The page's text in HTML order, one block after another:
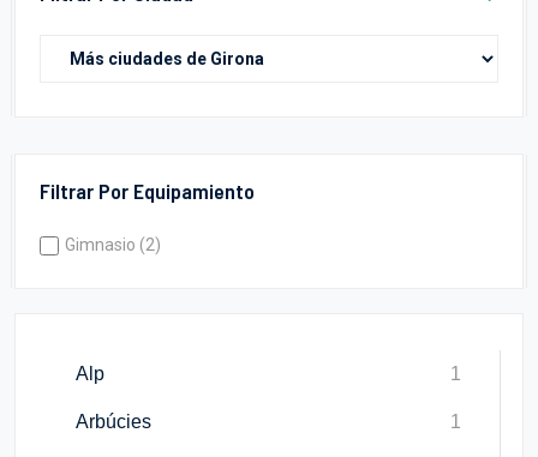
Filtrar Por Equipamiento
Gimnasio (2)
Alp 1
Arbúcies 1